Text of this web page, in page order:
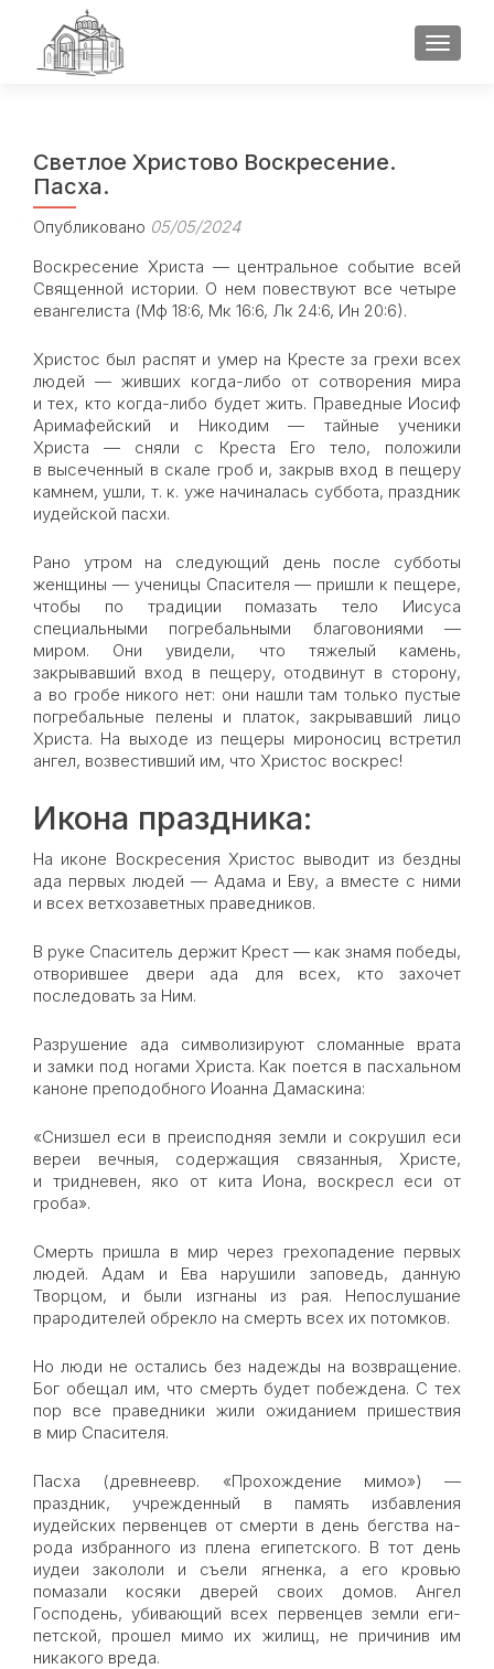
Светлое Христово Воскресение.
Пасха.
Опубликовано 05/05/2024
Воскресение Христа — центральное событие всей
Священной истории. О нем повествуют все четыре
евангелиста (Мф 18:6, Мк 16:6, Лк 24:6, Ин 20:6).
Христос был распят и умер на Кресте за грехи всех
людей — живших когда-либо от сотворения мира
и тех, кто когда-либо будет жить. Праведные Иосиф
Аримафейский и Никодим — тайные ученики
Христа — сняли с Креста Его тело, положили
в высеченный в скале гроб и, закрыв вход в пещеру
камнем, ушли, т. к. уже начиналась суббота, праздник
иудейской пасхи.
Рано утром на следующий день после субботы
женщины — ученицы Спасителя — пришли к пещере,
чтобы по традиции помазать тело Иисуса
специальными погребальными благовониями —
миром. Они увидели, что тяжелый камень,
закрывавший вход в пещеру, отодвинут в сторону,
а во гробе никого нет: они нашли там только пустые
погребальные пелены и платок, закрывавший лицо
Христа. На выходе из пещеры мироносиц встретил
ангел, возвестивший им, что Христос воскрес!
Икона праздника:
На иконе Воскресения Христос выводит из бездны
ада первых людей — Адама и Еву, а вместе с ними
и всех ветхозаветных праведников.
В руке Спаситель держит Крест — как знамя победы,
отворившее двери ада для всех, кто захочет
последовать за Ним.
Разрушение ада символизируют сломанные врата
и замки под ногами Хрис­та. Как поется в пасхальном
каноне преподобного Иоанна Дамаскина:
«Снизшел еси в преисподняя земли и сокрушил еси
вереи вечныя, содержащия связанныя, Христе,
и тридневен, яко от кита Иона, воскресл еси от
гроба».
Смерть пришла в мир через грехопадение первых
людей. Адам и Ева нарушили заповедь, данную
Творцом, и были изгнаны из рая. Непослушание
прародителей обрекло на смерть всех их потомков.
Но люди не остались без надежды на возвращение.
Бог обещал им, что смерть будет побеждена. С тех
пор все праведники жили ожиданием пришествия
в мир Спасителя.
Пасха (древнеевр. «Прохождение мимо») —
праздник, учрежденный в память избавления
иудейских первенцев от смерти в день бегства на­
рода избранного из плена египетского. В тот день
иудеи закололи и съели яг­ненка, а его кровью
помазали косяки дверей своих домов. Ангел
Господень, убивающий всех первенцев земли еги­
петской, прошел ми­мо их жилищ, не при­чинив им
никакого вреда.